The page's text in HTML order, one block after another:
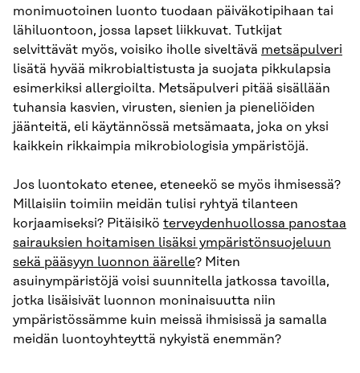
monimuotoinen luonto tuodaan päiväkotipihaan tai
lähiluontoon, jossa lapset liikkuvat. Tutkijat
selvittävät myös, voisiko iholle siveltävä metsäpulveri
lisätä hyvää mikrobialtistusta ja suojata pikkulapsia
esimerkiksi allergioilta. Metsäpulveri pitää sisällään
tuhansia kasvien, virusten, sienien ja pieneliöiden
jäänteitä, eli käytännössä metsämaata, joka on yksi
kaikkein rikkaimpia mikrobiologisia ympäristöjä.
Jos luontokato etenee, eteneekö se myös ihmisessä?
Millaisiin toimiin meidän tulisi ryhtyä tilanteen
korjaamiseksi? Pitäisikö terveydenhuollossa panostaa
sairauksien hoitamisen lisäksi ympäristönsuojeluun
sekä pääsyyn luonnon äärelle? Miten
asuinympäristöjä voisi suunnitella jatkossa tavoilla,
jotka lisäisivät luonnon moninaisuutta niin
ympäristössämme kuin meissä ihmisissä ja samalla
meidän luontoyhteyttä nykyistä enemmän?